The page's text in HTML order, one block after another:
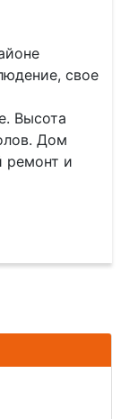
cвое
Высота
Дом
ремонт и